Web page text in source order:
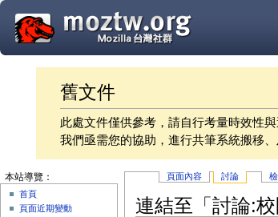
舊文件
此處文件僅供參考，請自行考量時效性
我們亟需您的協助，進行共筆系統搬移
頁面內容 討論
連結至「討論:
本站導覽：
首頁
頁面近期變動